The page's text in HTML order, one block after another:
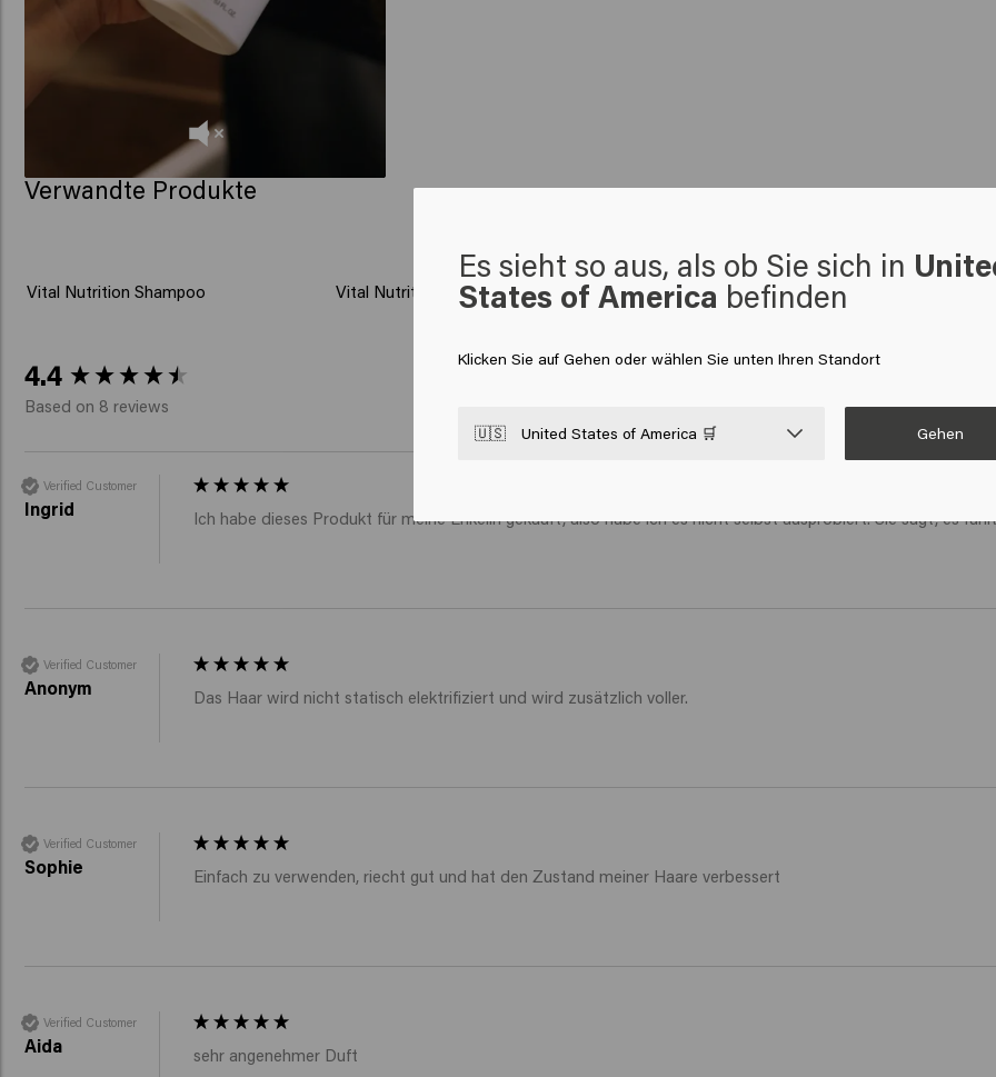
Verwandte Produkte
Vital Nutrition Shampoo Vital Nutrition Conditioner Vital Nutrition Mask
4.4
Based on 8 reviews
Verified Customer
Ingrid Ich habe dieses Produkt für meine Enkelin gekauft, also habe ich es nicht selbst ausprobiert. Sie sagt, es
Verified Customer
Anonym
Verified Customer
Sophie Einfach zu verwenden, riecht gut und hat den Zustand meiner Haare verbessert
Verified Customer
Aida sehr angenehmer Duft
New content loaded
Es sieht so aus, als ob Sie sich in
States of America befinden
Klicken Sie auf Gehen oder wählen Sie unten Ihren Standort
🇺🇸 United States of America 🛒 Gehen